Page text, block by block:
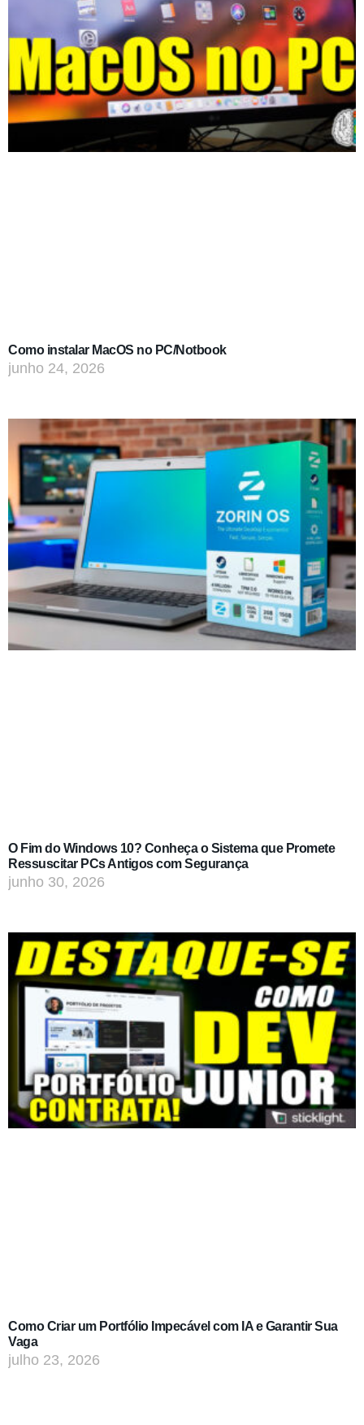
Como instalar MacOS no PC/Notbook
junho 24, 2026
O Fim do Windows 10? Conheça o Sistema que Promete
Ressuscitar PCs Antigos com Segurança
junho 30, 2026
Como Criar um Portfólio Impecável com IA e Garantir Sua
Vaga
julho 23, 2026